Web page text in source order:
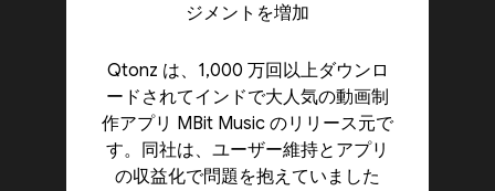
ジメントを増加
Qtonz は、1,000 万回以上ダウンロ
ードされてインドで大人気の動画制
作アプリ MBit Music のリリース元で
す。同社は、ユーザー維持とアプリ
の収益化で問題を抱えていました